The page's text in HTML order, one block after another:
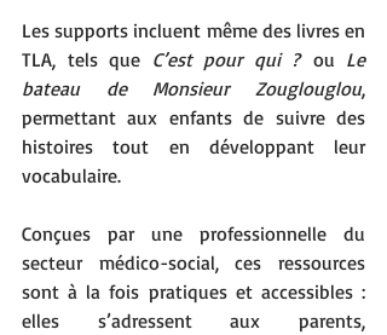
Les supports incluent même des livres en
TLA, tels que C’est pour qui ? ou Le
bateau de Monsieur Zouglouglou,
permettant aux enfants de suivre des
histoires tout en développant leur
vocabulaire.
Conçues par une professionnelle du
secteur médico-social, ces ressources
sont à la fois pratiques et accessibles :
elles s’adressent aux parents,